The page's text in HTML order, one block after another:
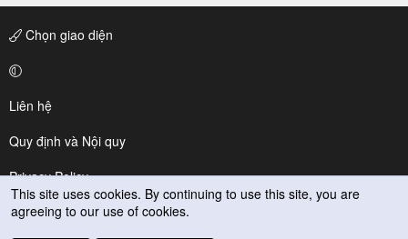
Chọn giao diện
Liên hệ
Quy định và Nội quy
Privacy Policy
Trợ giúp
This site uses cookies. By continuing to use this site, you are
agreeing to our use of cookies.